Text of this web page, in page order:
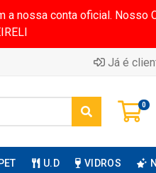
nossa conta oficial. Nosso
Já é
0
PET U.D VIDROS